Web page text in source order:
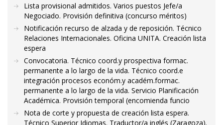
Lista provisional admitidos. Varios puestos Jefe/a
Negociado. Provisión definitiva (concurso méritos)
Notificación recurso de alzada y de reposición. Técnico
Relaciones Internacionales. Oficina UNITA. Creación lista
espera
Convocatoria. Técnico coord.y prospectiva formac.
permanente a lo largo de la vida. Técnico coord.e
integración procesos económ.y académ.formac.
permanente a lo largo de la vida. Servicio Planificación
Académica. Provisión temporal (encomienda funcio
Nota de corte y propuesta de creación lista espera.
Técnico Superior Idiomas. Traductor/a inglés (Zaragoza).